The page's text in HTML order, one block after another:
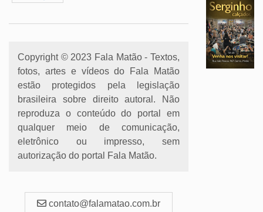
Copyright © 2023 Fala Matão - Textos,
fotos, artes e vídeos do Fala Matão
estão protegidos pela legislação
brasileira sobre direito autoral. Não
reproduza o conteúdo do portal em
qualquer meio de comunicação,
eletrônico ou impresso, sem
autorização do portal Fala Matão.
contato@falamatao.com.br